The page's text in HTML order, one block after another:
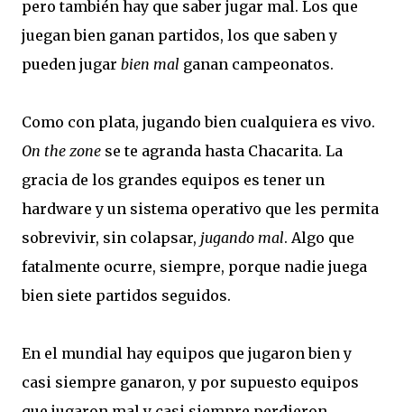
pero también hay que saber jugar mal. Los que
juegan bien ganan partidos, los que saben y
pueden jugar bien mal ganan campeonatos.
Como con plata, jugando bien cualquiera es vivo.
On the zone se te agranda hasta Chacarita. La
gracia de los grandes equipos es tener un
hardware y un sistema operativo que les permita
sobrevivir, sin colapsar, jugando mal. Algo que
fatalmente ocurre, siempre, porque nadie juega
bien siete partidos seguidos.
En el mundial hay equipos que jugaron bien y
casi siempre ganaron, y por supuesto equipos